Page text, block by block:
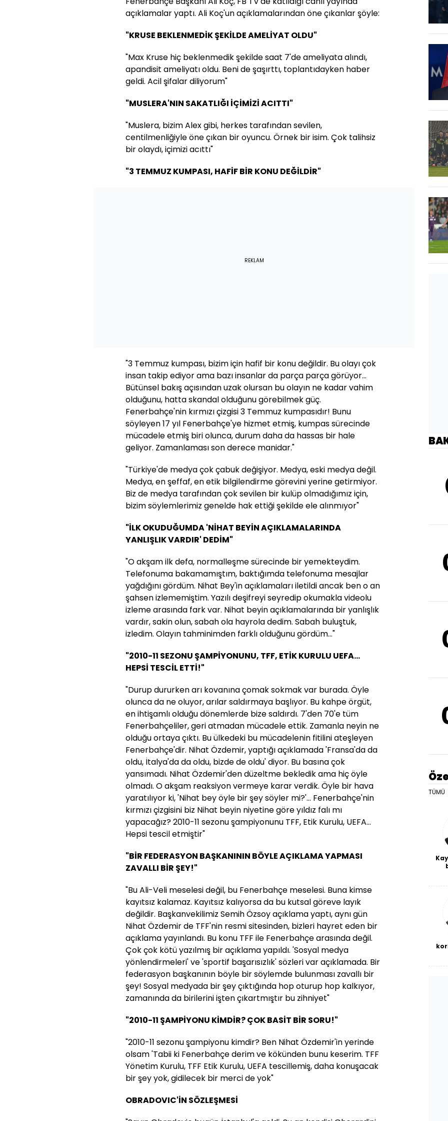
açıklamalar yaptı. Ali Koç'un açıklamalarından öne çıkanlar şöyle:
"KRUSE BEKLENMEDİK ŞEKİLDE AMELİYAT OLDU"
"Max Kruse hiç beklenmedik şekilde saat 7'de ameliyata alındı,
apandisit ameliyatı oldu. Beni de şaşırttı, toplantıdayken haber
geldi. Acil şifalar diliyorum"
"MUSLERA'NIN SAKATLIĞI İÇİMİZİ ACITTI"
"Muslera, bizim Alex gibi, herkes tarafından sevilen,
centilmenliğiyle öne çıkan bir oyuncu. Örnek bir isim. Çok talihsiz
bir olaydı, içimizi acıttı"
"3 TEMMUZ KUMPASI, HAFİF BİR KONU DEĞİLDİR"
REKLAM
"3 Temmuz kumpası, bizim için hafif bir konu değildir. Bu olayı çok
insan takip ediyor ama bazı insanlar da parça parça görüyor...
Bütünsel bakış açısından uzak olursan bu olayın ne kadar vahim
olduğunu, hatta skandal olduğunu görebilmek güç.
Fenerbahçe'nin kırmızı çizgisi 3 Temmuz kumpasıdır! Bunu
söyleyen 17 yıl Fenerbahçe'ye hizmet etmiş, kumpas sürecinde
mücadele etmiş biri olunca, durum daha da hassas bir hale
geliyor. Zamanlaması son derece manidar."
"Türkiye'de medya çok çabuk değişiyor. Medya, eski medya değil.
Medya, en şeffaf, en etik bilgilendirme görevini yerine getirmiyor.
Biz de medya tarafından çok sevilen bir kulüp olmadığımız için,
bizim söylemlerimiz genelde hak ettiği şekilde ele alınmıyor"
"İLK OKUDUĞUMDA 'NİHAT BEYİN AÇIKLAMALARINDA
YANLIŞLIK VARDIR' DEDİM"
"O akşam ilk defa, normalleşme sürecinde bir yemekteydim.
Telefonuma bakamamıştım, baktığımda telefonuma mesajlar
yağdığını gördüm. Nihat Bey'in açıklamaları iletildi ancak ben o an
şahsen izlememiştim. Yazılı deşifreyi seyredip okumakla videolu
izleme arasında fark var. Nihat beyin açıklamalarında bir yanlışlık
vardır, sakin olun, sabah ola hayrola dedim. Sabah buluştuk,
izledim. Olayın tahminimden farklı olduğunu gördüm..."
"2010-11 SEZONU ŞAMPİYONUNU, TFF, ETİK KURULU UEFA...
HEPSİ TESCİL ETTİ!"
"Durup dururken arı kovanına çomak sokmak var burada. Öyle
olunca da ne oluyor, arılar saldırmaya başlıyor. Bu kahpe örgüt,
en ihtişamlı olduğu dönemlerde bize saldırdı. 7'den 70'e tüm
Fenerbahçeliler, geri atmadan mücadele ettik. Zamanla neyin ne
olduğu ortaya çıktı. Bu ülkedeki bu mücadelenin fitilini ateşleyen
Fenerbahçe'dir. Nihat Özdemir, yaptığı açıklamada 'Fransa'da da
oldu, İtalya'da da oldu, bizde de oldu' diyor. Bu basına çok
yansımadı. Nihat Özdemir'den düzeltme bekledik ama hiç öyle
olmadı. O akşam reaksiyon vermeye karar verdik. Öyle bir hava
yaratılıyor ki, 'Nihat bey öyle bir şey söyler mi?'... Fenerbahçe'nin
kırmızı çizgisini biz Nihat beyin niyetine göre yıldız falı mı
yapacağız? 2010-11 sezonu şampiyonunu TFF, Etik Kurulu, UEFA...
Hepsi tescil etmiştir"
"BİR FEDERASYON BAŞKANININ BÖYLE AÇIKLAMA YAPMASI
ZAVALLI BİR ŞEY!"
"Bu Ali-Veli meselesi değil, bu Fenerbahçe meselesi. Buna kimse
kayıtsız kalamaz. Kayıtsız kalıyorsa da bu kutsal göreve layık
değildir. Başkanvekilimiz Semih Özsoy açıklama yaptı, aynı gün
Nihat Özdemir de TFF'nin resmi sitesinden, bizleri hayret eden bir
açıklama yayınlandı. Bu konu TFF ile Fenerbahçe arasında değil.
Çok çok kötü yazılmış bir açıklama yapıldı. 'Sosyal medya
yönlendirmeleri' ve 'sportif başarısızlık' sözleri var açıklamada. Bir
federasyon başkanının böyle bir söylemde bulunması zavallı bir
şey! Sosyal medyada bir şey çıktığında hop oturup hop kalkıyor,
zamanında da birilerini işten çıkartmıştır bu zihniyet"
"2010-11 ŞAMPİYONU KİMDİR? ÇOK BASİT BİR SORU!"
"2010-11 sezonu şampiyonu kimdir? Ben Nihat Özdemir'in yerinde
olsam 'Tabii ki Fenerbahçe derim ve kökünden bunu keserim. TFF
Yönetim Kurulu, TFF Etik Kurulu, UEFA tescillemiş, daha konuşacak
bir şey yok, gidilecek bir merci de yok"
OBRADOVIC'İN SÖZLEŞMESİ
TÜMÜ